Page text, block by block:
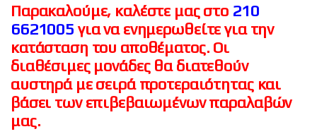
Παρακαλούμε, καλέστε μας στο 210
6621005 για να ενημερωθείτε για την
κατάσταση του αποθέματος. Οι
διαθέσιμες μονάδες θα διατεθούν
αυστηρά με σειρά προτεραιότητας και
βάσει των επιβεβαιωμένων παραλαβών
μας.